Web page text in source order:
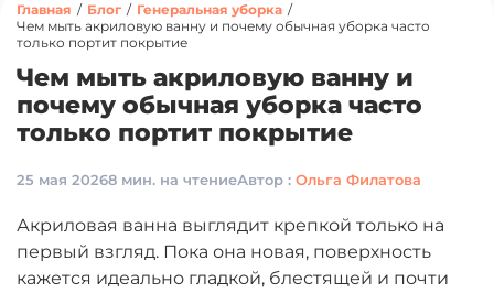
Главная / Блог / Генеральная уборка /
Чем мыть акриловую ванну и почему обычная уборка часто
только портит покрытие
Чем мыть акриловую ванну и
почему обычная уборка часто
только портит покрытие
25 мая 20268 мин. на чтениеАвтор : Ольга Филатова
Акриловая ванна выглядит крепкой только на
первый взгляд. Пока она новая, поверхность
кажется идеально гладкой, блестящей и почти